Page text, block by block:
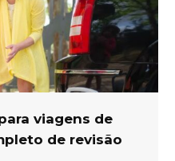
viagens de
de revisão